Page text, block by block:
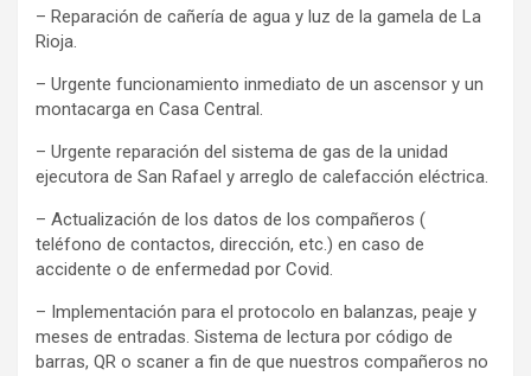
– Reparación de cañería de agua y luz de la gamela de La
Rioja.
– Urgente funcionamiento inmediato de un ascensor y un
montacarga en Casa Central.
– Urgente reparación del sistema de gas de la unidad
ejecutora de San Rafael y arreglo de calefacción eléctrica.
– Actualización de los datos de los compañeros (
teléfono de contactos, dirección, etc.) en caso de
accidente o de enfermedad por Covid.
– Implementación para el protocolo en balanzas, peaje y
meses de entradas. Sistema de lectura por código de
barras, QR o scaner a fin de que nuestros compañeros no